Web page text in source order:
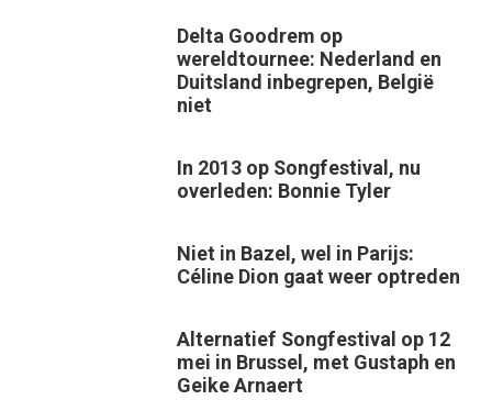
Delta Goodrem op
wereldtournee: Nederland en
Duitsland inbegrepen, België
niet
In 2013 op Songfestival, nu
overleden: Bonnie Tyler
Niet in Bazel, wel in Parijs:
Céline Dion gaat weer optreden
Alternatief Songfestival op 12
mei in Brussel, met Gustaph en
Geike Arnaert